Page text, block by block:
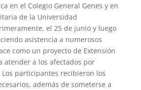
en el Colegio General Genes y en
de la Universidad
el 25 de junio y luego
asistencia a numerosos
como un proyecto de Extensión
atender a los afectados por
participantes recibieron los
además de someterse a